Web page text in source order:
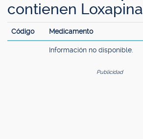
contienen Loxapina
Código Medicamento
Información no disponible.
Publicidad